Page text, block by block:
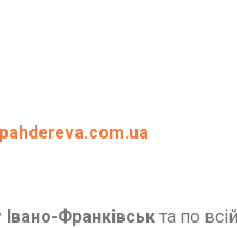
Івано-Франківськ та по